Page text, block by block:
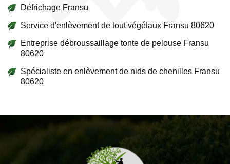
Défrichage Fransu
Service d'enlèvement de tout végétaux Fransu 80620
Entreprise débroussaillage tonte de pelouse Fransu
80620
Spécialiste en enlèvement de nids de chenilles Fransu
80620